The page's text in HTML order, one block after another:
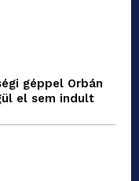
géppel Orbán
el sem indult